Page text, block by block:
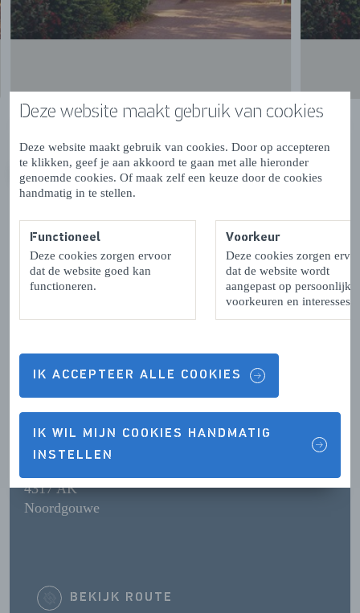
Deze website maakt gebruik van cookies
Deze website maakt gebruik van cookies. Door op accepteren
te klikken, geef je aan akkoord te gaan met alle hieronder
genoemde cookies. Of maak zelf een keuze door de cookies
handmatig in te stellen.
Functioneel
Deze cookies zorgen ervoor
dat de website goed kan
functioneren.
Voorkeur
Deze cookies zorgen
dat de website wordt
aangepast op persoonlijke
voorkeuren en interesses.
IK ACCEPTEER ALLE COOKIES
IK WIL MIJN COOKIES HANDMATIG
INSTELLEN
VORIGEVOLGENDE
Contactgegevens & Openingstijden
OPENINGSTIJDEN
CONTACTGEGEVENS
4317 AK
Noordgouwe
BEKIJK ROUTE